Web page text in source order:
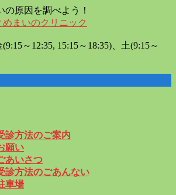
原因を調べよう！
まいのクリニック
～12:35, 15:15～18:35)、土(9:15～
診方法のご案内
願い
あいさつ
診方法のごあんない
車場